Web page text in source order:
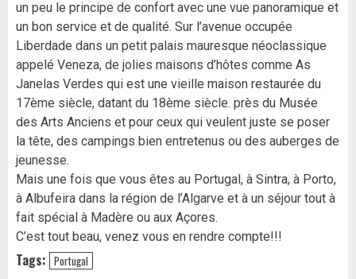
un peu le principe de confort avec une vue panoramique et
un bon service et de qualité. Sur l’avenue occupée
Liberdade dans un petit palais mauresque néoclassique
appelé Veneza, de jolies maisons d’hôtes comme As
Janelas Verdes qui est une vieille maison restaurée du
17ème siècle, datant du 18ème siècle. près du Musée
des Arts Anciens et pour ceux qui veulent juste se poser
la tête, des campings bien entretenus ou des auberges de
jeunesse.
Mais une fois que vous êtes au Portugal, à Sintra, à Porto,
à Albufeira dans la région de l’Algarve et à un séjour tout à
fait spécial à Madère ou aux Açores.
C’est tout beau, venez vous en rendre compte!!!
Tags: Portugal